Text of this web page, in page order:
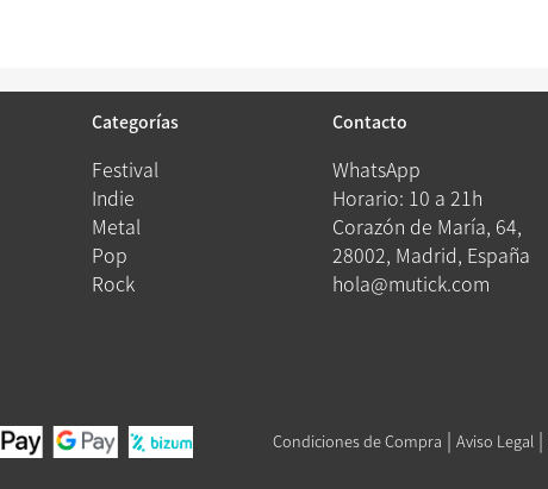
Categorías
Festival
Indie
Metal
Pop
Rock
Contacto
WhatsApp
Horario: 10 a 21h
Corazón de María, 64,
28002, Madrid, España
hola@mutick.com
Condiciones de Compra | Aviso Legal |